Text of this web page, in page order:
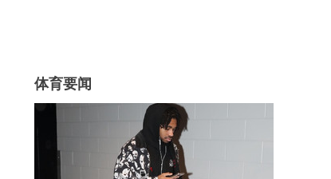
体育要闻